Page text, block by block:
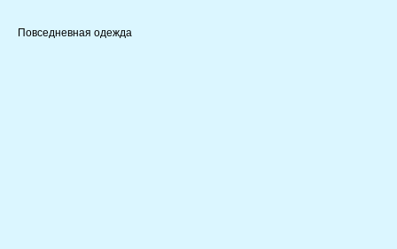
Повседневная одежда